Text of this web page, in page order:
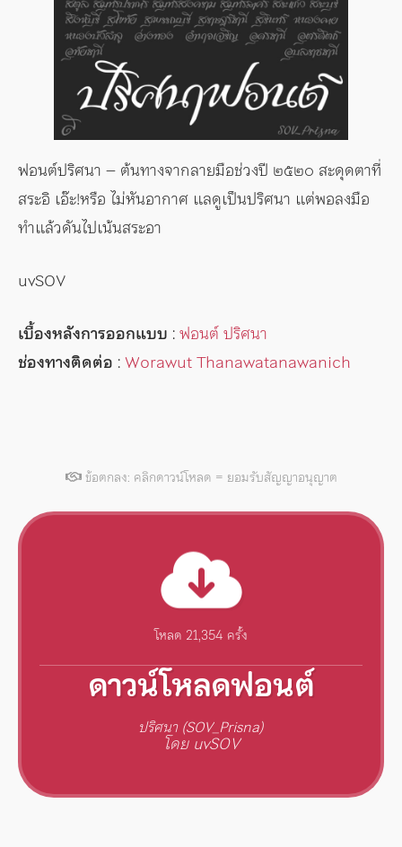
ฟอนต์ปริศนา – ต้นทางจากลายมือช่วงปี ๒๕๒๐ สะดุดตาที่
สระอิ เอ๊ะ!หรือ ไม่หันอากาศ แลดูเป็นปริศนา แต่พอลงมือ
ทำแล้วดันไปเน้นสระอา
uvSOV
เบื้องหลังการออกแบบ :ฟอนต์ ปริศนา
ช่องทางติดต่อ :Worawut Thanawatanawanich
ข้อตกลง: คลิกดาวน์โหลด = ยอมรับสัญญาอนุญาต
โหลด 21,354 ครั้ง
ดาวน์โหลดฟอนต์
ปริศนา (SOV_Prisna)
โดย uvSOV